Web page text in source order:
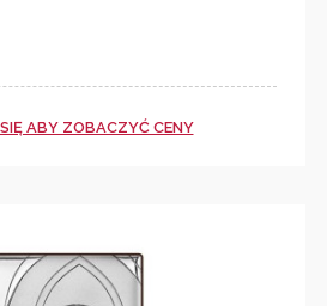
ABY ZOBACZYĆ CENY